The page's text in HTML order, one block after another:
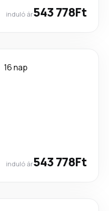
induló ár543 778Ft
16 nap
induló ár543 778Ft